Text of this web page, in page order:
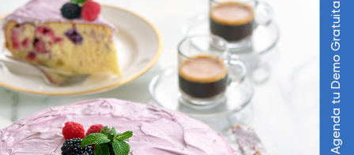
Agenda tu Demo Gratuita